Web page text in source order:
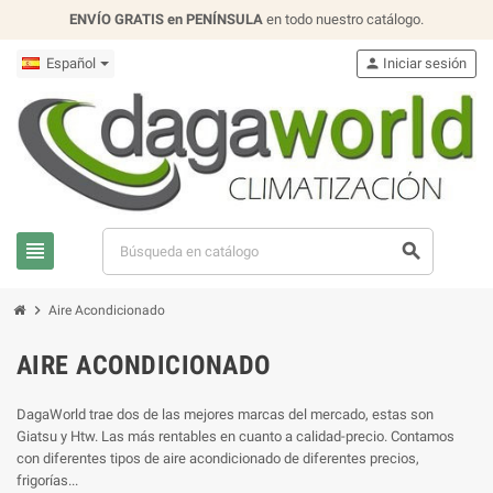
ENVÍO GRATIS en PENÍNSULA en todo nuestro catálogo.
Español
view_headline search
person Iniciar sesión
chevron_right Aire Acondicionado
AIRE ACONDICIONADO
DagaWorld trae dos de las mejores marcas del mercado, estas son
Giatsu y Htw. Las más rentables en cuanto a calidad-precio. Contamos
con diferentes tipos de aire acondicionado de diferentes precios,
frigorías...